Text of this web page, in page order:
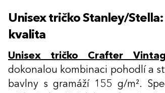
Unisex tričko Stanley/
kvalita
Unisex tričko Crafter
dokonalou kombinaci pohodlí a
bavlny s gramáží 155 g/m².